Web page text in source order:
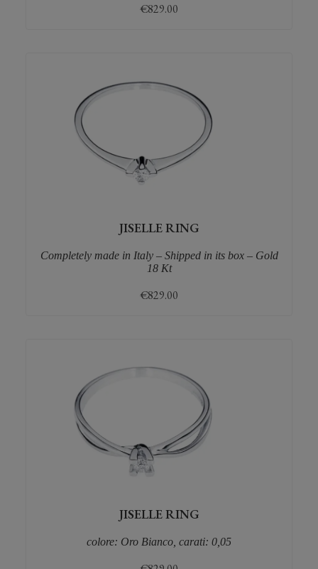
€829.00
JISELLE RING
Completely made in Italy – Shipped in its box – Gold
18 Kt
€829.00
JISELLE RING
colore: Oro Bianco, carati: 0,05